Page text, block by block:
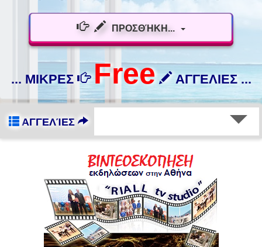
ΠΡΟΣΘΉΚΗ...
... ΜΙΚΡΕΣ Free ΑΓΓΕΛΙΕΣ ...
ΑΓΓΕΛΊΕΣ